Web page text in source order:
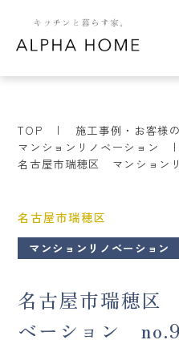
TOP
施工事例・お客様
マンションリノベーション
名古屋市瑞穂区 マンション
名古屋市瑞穂区
マンションリノベーション
名古屋市瑞穂区
ベーション